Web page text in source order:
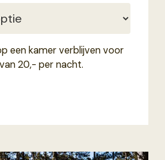
een kamer verblijven voor
20,- per nacht.